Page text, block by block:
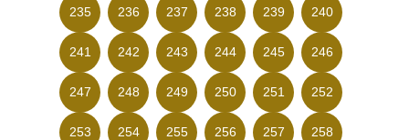
235 236 237 238 239 240
241 242 243 244 245 246
247 248 249 250 251 252
253 254 255 256 257 258